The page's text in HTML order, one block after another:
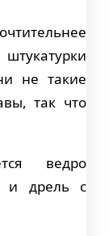
не такие
так что
ведро
и дрель с